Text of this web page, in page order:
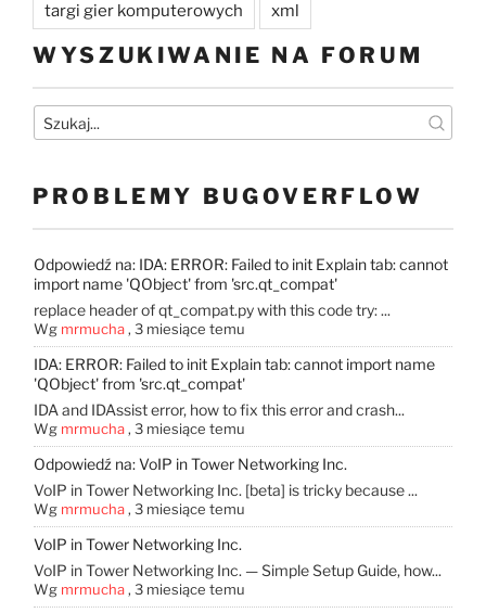
targi gier komputerowych xml
WYSZUKIWANIE NA FORUM
PROBLEMY BUGOVERFLOW
Odpowiedź na: IDA: ERROR: Failed to init Explain tab: cannot
import name 'QObject' from 'src.qt_compat'
replace header of qt_compat.py with this code try: ...
Wg mrmucha , 3 miesiące temu
IDA: ERROR: Failed to init Explain tab: cannot import name
'QObject' from 'src.qt_compat'
IDA and IDAssist error, how to fix this error and crash...
Wg mrmucha , 3 miesiące temu
Odpowiedź na: VoIP in Tower Networking Inc.
VoIP in Tower Networking Inc. [beta] is tricky because ...
Wg mrmucha , 3 miesiące temu
VoIP in Tower Networking Inc.
VoIP in Tower Networking Inc. — Simple Setup Guide, how...
Wg mrmucha , 3 miesiące temu